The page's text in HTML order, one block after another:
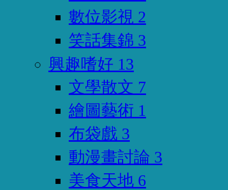
數位影視 2
笑話集錦 3
興趣嗜好 13
文學散文 7
繪圖藝術 1
布袋戲 3
動漫畫討論 3
美食天地 6